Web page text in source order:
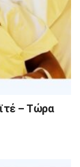
– Τώρα